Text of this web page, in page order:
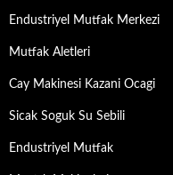
Endustriyel Mutfak Merkezi
Mutfak Aletleri
Cay Makinesi Kazani Ocagi
Sicak Soguk Su Sebili
Endustriyel Mutfak